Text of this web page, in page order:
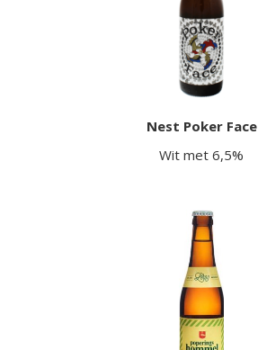
Nest Poker Face
Wit met 6,5%